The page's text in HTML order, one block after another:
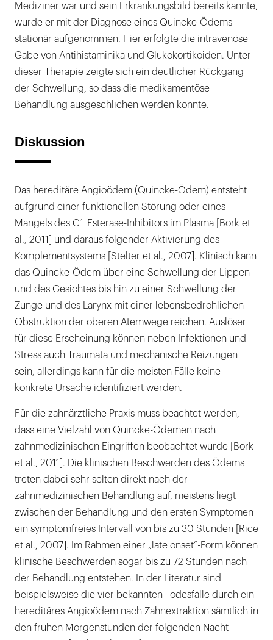
Mediziner war und sein Erkrankungsbild bereits kannte,
wurde er mit der Diagnose eines Quincke-Ödems
stationär aufgenommen. Hier erfolgte die intravenöse
Gabe von Antihistaminika und Glukokortikoiden. Unter
dieser Therapie zeigte sich ein deutlicher Rückgang
der Schwellung, so dass die medikamentöse
Behandlung ausgeschlichen werden konnte.
Diskussion
Das hereditäre Angioödem (Quincke-Ödem) entsteht
aufgrund einer funktionellen Störung oder eines
Mangels des C1-Esterase-Inhibitors im Plasma [Bork et
al., 2011] und daraus folgender Aktivierung des
Komplementsystems [Stelter et al., 2007]. Klinisch kann
das Quincke-Ödem über eine Schwellung der Lippen
und des Gesichtes bis hin zu einer Schwellung der
Zunge und des Larynx mit einer lebensbedrohlichen
Obstruktion der oberen Atemwege reichen. Auslöser
für diese Erscheinung können neben Infektionen und
Stress auch Traumata und mechanische Reizungen
sein, allerdings kann für die meisten Fälle keine
konkrete Ursache identifiziert werden.
Für die zahnärztliche Praxis muss beachtet werden,
dass eine Vielzahl von Quincke-Ödemen nach
zahnmedizinischen Eingriffen beobachtet wurde [Bork
et al., 2011]. Die klinischen Beschwerden des Ödems
treten dabei sehr selten direkt nach der
zahnmedizinischen Behandlung auf, meistens liegt
zwischen der Behandlung und den ersten Symptomen
ein symptomfreies Intervall von bis zu 30 Stunden [Rice
et al., 2007]. Im Rahmen einer „late onset“-Form können
klinische Beschwerden sogar bis zu 72 Stunden nach
der Behandlung entstehen. In der Literatur sind
beispielsweise die vier bekannten Todesfälle durch ein
hereditäres Angioödem nach Zahnextraktion sämtlich in
den frühen Morgenstunden der folgenden Nacht